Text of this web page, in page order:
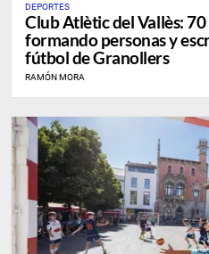
DEPORTES
Club Atlètic del Vallès:
formando personas y
fútbol de Granollers
RAMÓN MORA